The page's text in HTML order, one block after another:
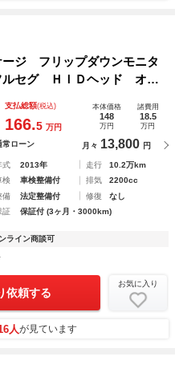
ジ フリップダウンモニタ
セグ ＨＩＤヘッド オー
両側電動ドア シートヒ
ｌｕｅｔｏｏｔｈ
支払総額(税込)
166.5 万円
本体価格
148
万円
諸費用
18.5
万円
常ローン 月々 13,800 円
式 2013年 走行
10.2万km
検
車検整備付 排気
2200cc
備
法定整備付 修復
なし
証
保証付 (3ヶ月・3000km)
ライン商談可
依頼する
お気に入り
人が見ています